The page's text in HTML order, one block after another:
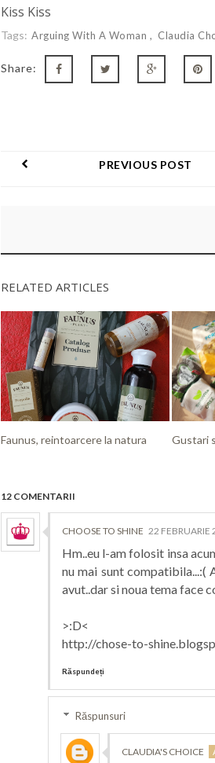
Kiss Kiss
Tags: Arguing With A Woman Claudia
Share:
PREVIOUS POST
RELATED ARTICLES
Faunus, reintoarcere la natura Gustari
12 COMENTARII
CHOOSE TO SHINE 22 FEBRUARIE
Hm..eu l-am folosit insa
nu mai sunt
avut..dar si noua tema face
>:D<
http://chose-to-
Răspundeți
Răspunsuri
CLAUDIA'S CHOICE